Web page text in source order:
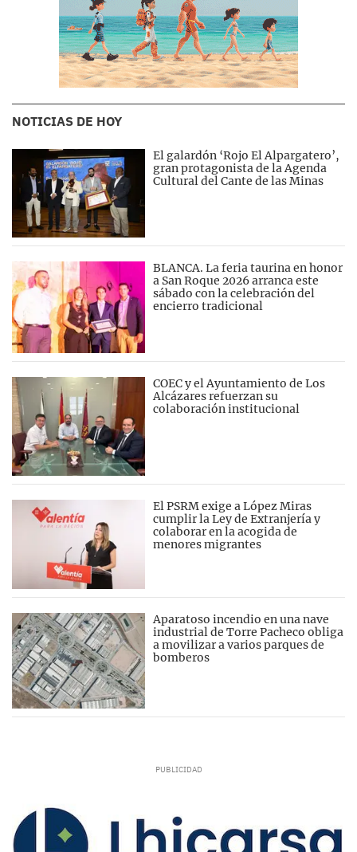
NOTICIAS DE HOY
El galardón ‘Rojo El Alpargatero’,
gran protagonista de la Agenda
Cultural del Cante de las Minas
BLANCA. La feria taurina en honor
a San Roque 2026 arranca este
sábado con la celebración del
encierro tradicional
COEC y el Ayuntamiento de Los
Alcázares refuerzan su
colaboración institucional
El PSRM exige a López Miras
cumplir la Ley de Extranjería y
colaborar en la acogida de
menores migrantes
Aparatoso incendio en una nave
industrial de Torre Pacheco obliga
a movilizar a varios parques de
bomberos